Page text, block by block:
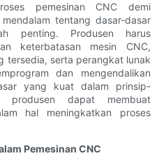
pemesinan CNC demi
tentang dasar-dasar
penting. Produsen harus
keterbatasan mesin CNC,
tersedia, serta perangkat lunak
dan mengendalikan
yang kuat dalam prinsip-
produsen dapat membuat
hal meningkatkan proses
Pemesinan CNC